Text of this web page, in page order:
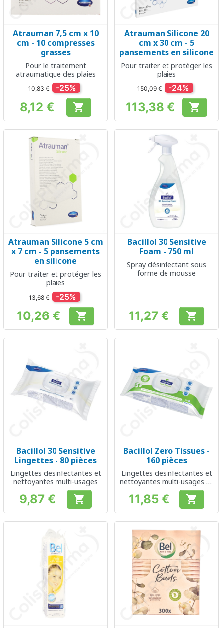
Atrauman 7,5 cm x 10
cm - 10 compresses
grasses
Pour le traitement
atraumatique des plaies
10,83 € -25%
Prix
8,12 € 
Atrauman Silicone 20
cm x 30 cm - 5
pansements en silicone
Pour traiter et protéger les
plaies
150,09 € -24%
Prix
113,38 € 
Atrauman Silicone 5 cm
x 7 cm - 5 pansements
en silicone
Pour traiter et protéger les
plaies
13,68 € -25%
Prix
10,26 € 
Bacillol 30 Sensitive
Foam - 750 ml
Spray désinfectant sous
forme de mousse
Prix
11,27 € 
Bacillol 30 Sensitive
Lingettes - 80 pièces
Lingettes désinfectantes et
nettoyantes multi-usages
Prix
9,87 € 
Bacillol Zero Tissues -
160 pièces
Lingettes désinfectantes et
nettoyantes multi-usages et
durables
Prix
11,85 € 